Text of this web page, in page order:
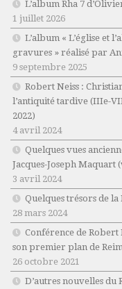
L’album Rha 7
1 juillet 2026
L’album « L’église et
gravures » réalisé par
9 septembre 2025
Robert Neiss :
l’antiquité tardive (IIIe-
2022)
4 avril 2024
Quelques vues
Jacques-Joseph Maquart
3 avril 2024
Quelques trésors de
28 mars 2024
Conférence de Robert
son premier plan de
26 octobre 2021
D’autres nouvelles du